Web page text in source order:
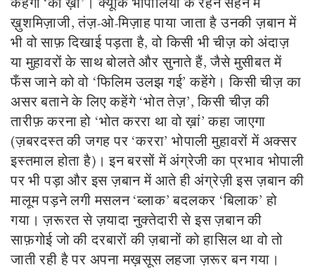
ख़ुशमिज़ाजी, तंज़-ओ-मिज़ाह पाया जाता है उनकी ज़बान में
भी वो साफ़ दिखाई पड़ता है, वो किसी भी चीज़ को अंदाज़
या मुहावरों के साथ बोलते और सुनाते हैं, जैसे मुसीबत में
फँस जाने को वो ‘फिलिम उलझ गई’ कहेंगे। किसी चीज़ का
असर बताने के लिए कहेंगे ‘भोत तेज़’, किसी चीज़ की
तारीफ़ करना हो ‘भोत कररा था वो ख़ां’ कहा जाएगा
(ज़बरदस्त की जगह पर ‘कररा’ भोपाली मुहावरों में अक्सर
इस्तमाल होता है)। इन बरसों में अंग्रेजी का प्रभाव भोपाली
पर भी पड़ा और इस ज़बान में आते ही अंग्रेज़ी इस ज़बान की
मालूम पड़ने लगी मसलन ‘ब्लाक’ बदलकर ‘बिलाक’ हो
गया। ज़रूरत से ज़यादा नुक्तेदारी से इस ज़बान की
साफ़गोई जो की दरबारों की ज़बानों को हासिल था वो तो
जाती रही है पर अपना मख़सूस लहजा ज़रूर बन गया।